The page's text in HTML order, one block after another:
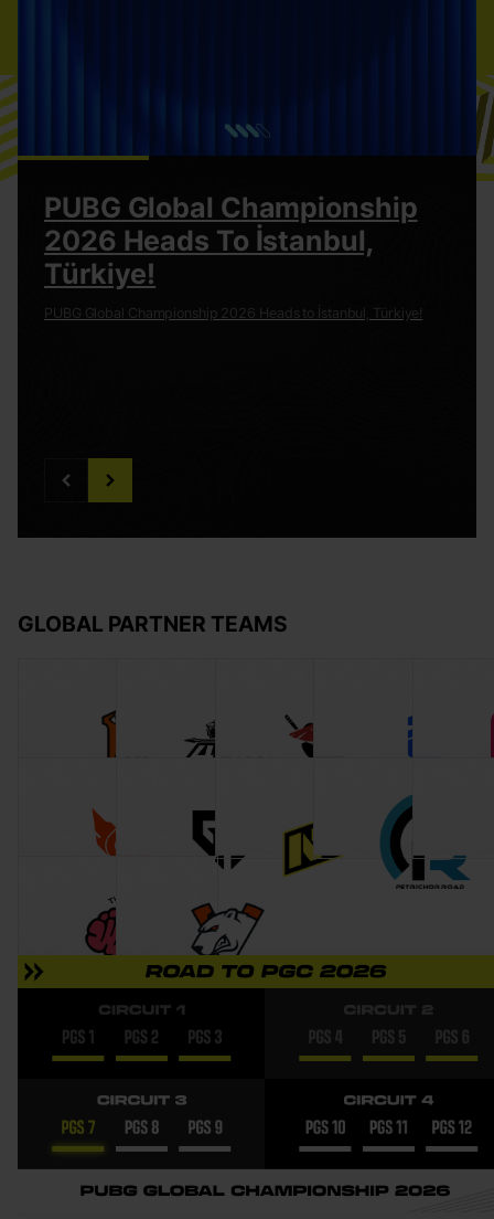
PUBG Global Championship
2026 Heads To İstanbul,
Türkiye!
PUBG Global Championship 2026 Heads to İstanbul, Türkiye!
GLOBAL PARTNER TEAMS